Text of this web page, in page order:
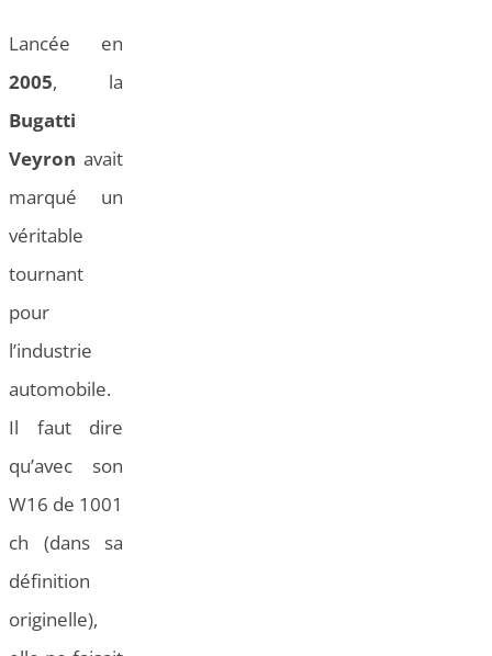
Lancée en
2005, la
Bugatti
Veyron avait
marqué un
véritable
tournant
pour
l’industrie
automobile.
Il faut dire
qu’avec son
W16 de 1001
ch (dans sa
définition
originelle),